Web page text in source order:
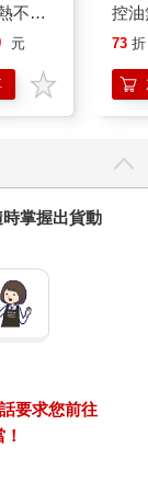
不沾
元
控
凝露
調
滋
73 折
掌握出貨動
要求您前往